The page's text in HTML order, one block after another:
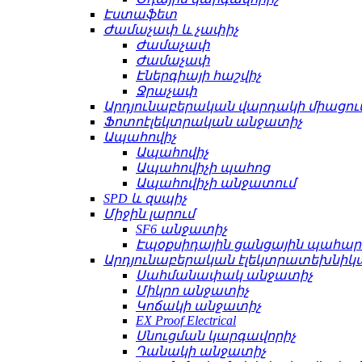
Էստաֆետ
Ժամաչափ և չափիչ
Ժամաչափ
Ժամաչափ
Էներգիայի հաշվիչ
Ջրաչափ
Արդյունաբերական վարդակի
Ֆոտոէլեկտրական անջատիչ
Ապահովիչ
Ապահովիչ
Ապահովիչի պահոց
Ապահովիչի անջատում
SPD և զսպիչ
Միջին լարում
SF6 անջատիչ
Էպօքսիդային ցանցային
Արդյունաբերական
Սահմանափակ անջատիչ
Միկրո անջատիչ
Կոճակի անջատիչ
EX Proof Electrical
Սնուցման կարգավորիչ
Դանակի անջատիչ